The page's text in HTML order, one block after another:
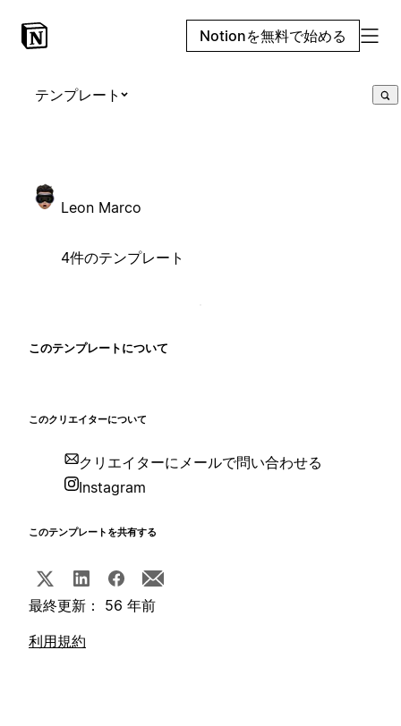
Notionを無料で始める
テンプレート
Leon Marco
4件のテンプレート
このテンプレートについて
このクリエイターについて
クリエイターにメールで問い合わせる
Instagram
このテンプレートを共有する
最終更新： 56 年前
利用規約